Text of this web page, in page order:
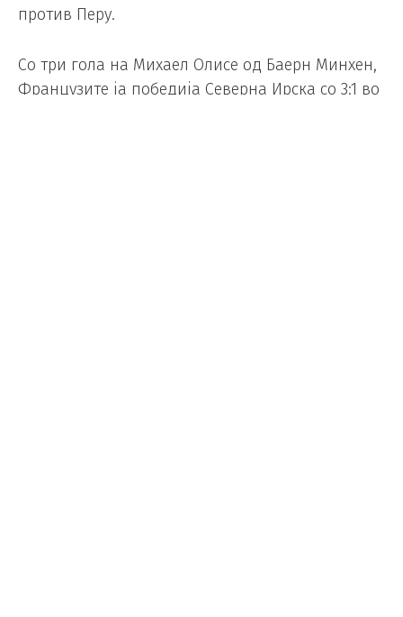
против Перу.
Со три гола на Михаел Олисе од Баерн Минхен,
Французите ја победија Северна Ирска со 3:1 во